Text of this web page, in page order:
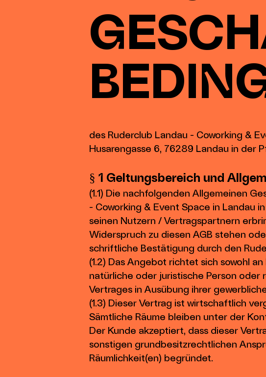
des Ruderclub Landau - Coworking &
Husarengasse 6, 76289 Landau in der
§ 1 Geltungsbereich und
(1.1) Die nachfolgenden Allgemeinen
- Coworking & Event Space in Landau
seinen Nutzern / Vertragspartnern
Widerspruch zu diesen AGB stehen
schriftliche Bestätigung durch den
(1.2) Das Angebot richtet sich sowohl
natürliche oder juristische Person oder
Vertrages in Ausübung ihrer
(1.3) Dieser Vertrag ist wirtschaftlich
Sämtliche Räume bleiben unter der
Der Kunde akzeptiert, dass dieser
sonstigen grundbesitzrechtlichen
Räumlichkeit(en) begründet.